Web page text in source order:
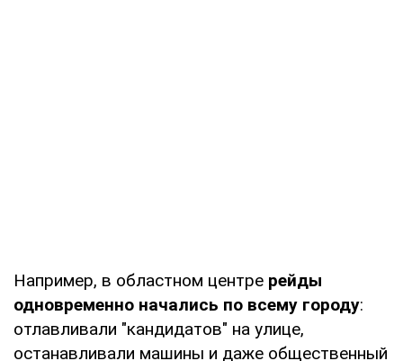
Например, в областном центре рейды
одновременно начались по всему городу:
отлавливали "кандидатов" на улице,
останавливали машины и даже общественный